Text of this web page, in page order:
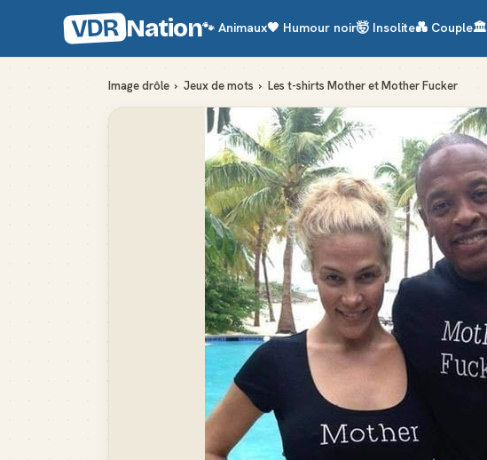
VDR Nation🐾 Animaux🖤 Humour noir🤯 Insolite💑 Couple🏛️
Image drôle › Jeux de mots › Les t-shirts Mother et Mother Fucker